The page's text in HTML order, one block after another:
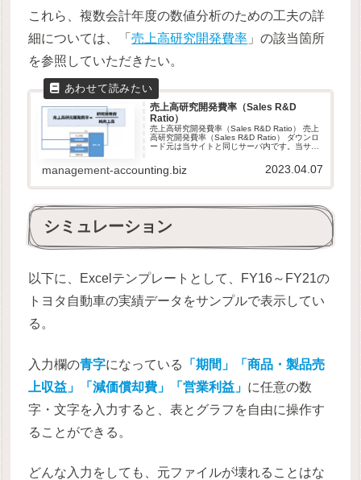
これら、複数会計年度の数値分析のための工夫の詳
細については、「売上高研究開発費率 」の該当箇所
を参照していただきたい。
売上高研究開発費率（Sales R&D
Ratio）
売上高研究開発費率（Sales R&D Ratio） 売上
高研究開発費率（Sales R&D Ratio） ダウンロ
ード元は当サイトと同じサーバ内です。当サイ
営されています。ダウンロードしたファイ...
management-accounting.biz 2023.04.07
シミュレーション
以下に、Excelテンプレートとして、FY16～FY21の
トヨタ自動車の実績データをサンプルで表示してい
る。
入力欄の青字になっている
「期間」「商品・製品売
上収益」「減価償却費」「営業利益」 に任意の数
字・文字を入力すると、表とグラフを自由に操作す
ることができる。
どんな入力をしても、元ファイルが壊れることはな